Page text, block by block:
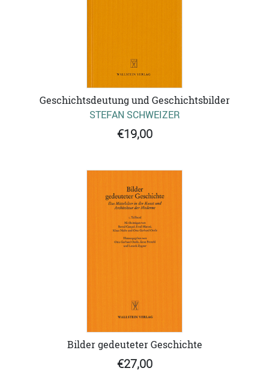
Geschichtsdeutung und Geschichtsbilder
STEFAN SCHWEIZER
€19,00
Bilder gedeuteter Geschichte
€27,00